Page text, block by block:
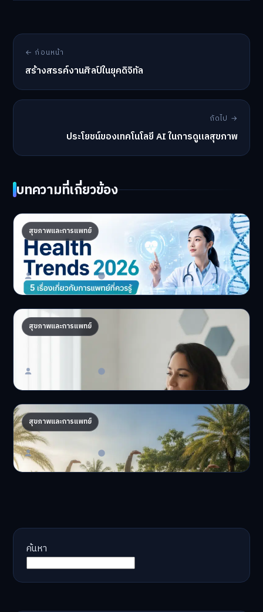
← ก่อนหน้า
สร้างสรรค์งานศิลป์ในยุคดิจิทัล
ถัดไป →
ประโยชน์ของเทคโนโลยี AI ในการดูแลสุขภาพ
บทความที่เกี่ยวข้อง
สุขภาพและการแพทย์
Health Trends 2026: 5 เรื่องเกี่ยวกับการ
แพทย์ที่ควรรู้
5 Health Trends 2026 เ…
Master Bussiness 30 มิถุนายน 2026
สุขภาพและการแพทย์
ถอดรหัส DNA จัดโภชนาการส่วนตัว เทรนด์
สุขภาพ 2026
23 มิถุนายน 2026
สุขภาพและการแพทย์
AI จัดทริปสุขภาพ: เทรนด์ใหม่ท่องเที่ยวไทยไฮเทค
AI จัดทริปสุขภาพนำเทรน…
Master Bussiness 17 มิถุนายน 2026
ค้นหา